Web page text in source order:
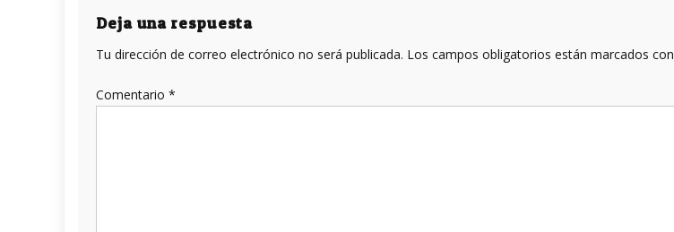
entradas
Deja una respuesta
Tu dirección de correo electrónico no será publicada. Los campos obligatorios están marcados con
Comentario *